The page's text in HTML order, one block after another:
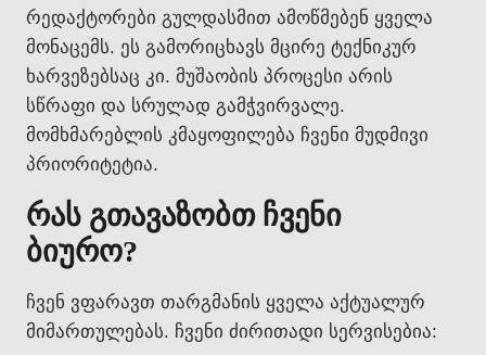
რედაქტორები გულდასმით ამოწმებენ ყველა
მონაცემს. ეს გამორიცხავს მცირე ტექნიკურ
ხარვეზებსაც კი. მუშაობის პროცესი არის
სწრაფი და სრულად გამჭვირვალე.
მომხმარებლის კმაყოფილება ჩვენი მუდმივი
პრიორიტეტია.
რას გთავაზობთ ჩვენი
ბიურო?
ჩვენ ვფარავთ თარგმანის ყველა აქტუალურ
მიმართულებას. ჩვენი ძირითადი სერვისებია: